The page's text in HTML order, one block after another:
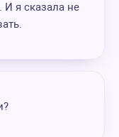
я сказала не